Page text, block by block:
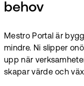
behov
Mestro Portal är
mindre. Ni slipper
upp när
skapar värde och